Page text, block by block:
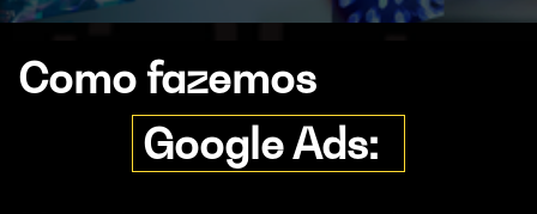
Como fazemos
Google Ads: